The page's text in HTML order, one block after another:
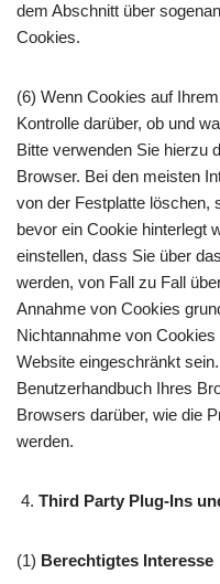
dem Abschnitt über
Cookies.
(6) Wenn Cookies auf
Kontrolle darüber, ob und
Bitte verwenden Sie hierzu
Browser. Bei den meisten
von der Festplatte löschen,
bevor ein Cookie hinterlegt
einstellen, dass Sie über
werden, von Fall zu Fall
Annahme von Cookies
Nichtannahme von
Website eingeschränkt
Benutzerhandbuch Ihres
Browsers darüber, wie die
werden.
Third Party Plug-Ins
(1) Berechtigtes Interesse